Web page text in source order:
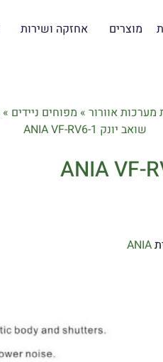
מוצרים אחזקה ושירות
מערכות אוורור » מפוחים ניידים »
שואב יונק ANIA VF-RV6-1
ANIA